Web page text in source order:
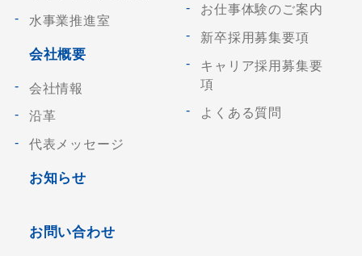
水事業推進室
会社概要
会社情報
沿革
代表メッセージ
お知らせ
お仕事体験のご案内
新卒採用募集要項
キャリア採用募集要
項
よくある質問
お問い合わせ